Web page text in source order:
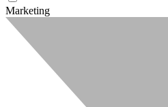
Marketing